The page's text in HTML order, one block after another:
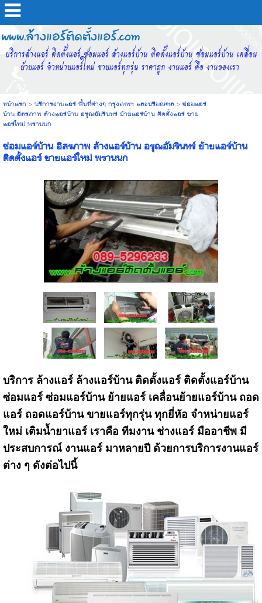
www.ล้างแอร์ติดตั้งแอร์.com
บริการล้างแอร์ ติดตั้งแอร์ ซ่อมแอร์ ล้างแอร์บ้าน ติดตั้งแอร์บ้าน ซ่อมแอร์บ้าน เคลื่อน
ย้ายแอร์ จำหน่ายแอร์ใหม่ ขายแอร์ทุกรุ่น ราคาถูก งานแอร์ คือ งานของเรา
หน้าแรก > บริการงานแอร์ พื้นที่ต่างๆ กรุงเทพฯ และปริมณฑล> ซ่อมแอร์
บ้าน อิสรภาพ ล้างแอร์บ้าน อรุณอัมรินทร์ ย้ายแอร์บ้าน ติดตั้งแอร์ ขาย
แอร์ใหม่ พรานนก
ซ่อมแอร์บ้าน อิสรภาพ ล้างแอร์บ้าน อรุณอัมรินทร์ ย้ายแอร์บ้าน
ติดตั้งแอร์ ขายแอร์ใหม่ พรานนก
บริการ ล้างแอร์ ล้างแอร์บ้าน ติดตั้งแอร์ ติดตั้งแอร์บ้าน
ซ่อมแอร์ ซ่อมแอร์บ้าน ย้ายแอร์ เคลื่อนย้ายแอร์บ้าน ถอด
แอร์ ถอดแอร์บ้าน ขายแอร์ทุกรุ่น ทุกยี่หัอ จำหน่ายแอร์
ใหม่ เติมน้ำยาแอร์ เราคือ ทีมงาน ช่างแอร์ มืออาชีพ มี
ประสบการณ์ งานแอร์ มาหลายปี ด้วยการบริการงานแอร์
ต่าง ๆ ดังต่อไปนี้